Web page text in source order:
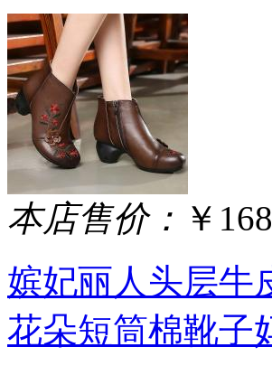
本店售价： ￥
嫔妃丽人头层牛
花朵短筒棉靴子